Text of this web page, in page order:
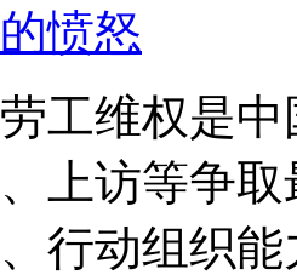
愤怒
工维权是
上访等争
行动组织